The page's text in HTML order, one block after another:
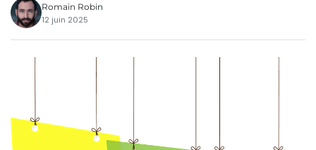
Romain Robin
12 juin 2025